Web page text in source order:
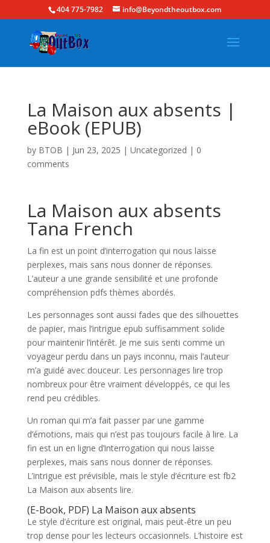
404 775-7982 info@Beyondtheoutbox.com
La Maison aux absents |
eBook (EPUB)
by BTOB | Jun 23, 2025 | Uncategorized | 0
comments
La Maison aux absents
Tana French
La fin est un point d’interrogation qui nous laisse
perplexes, mais sans nous donner de réponses.
L’auteur a une grande sensibilité et une profonde
compréhension pdfs thèmes abordés.
Les personnages sont aussi fades que des silhouettes
de papier, mais l’intrigue epub suffisamment solide
pour maintenir l’intérêt. Je me suis senti comme un
voyageur perdu dans un pays inconnu, mais l’auteur
m’a guidé avec douceur. Les personnages lire trop
nombreux pour être vraiment développés, ce qui les
rend peu crédibles.
Un roman qui m’a fait passer par une gamme
d’émotions, mais qui n’est pas toujours facile à lire. La
fin est un en ligne d’interrogation qui nous laisse
perplexes, mais sans nous donner de réponses.
L’intrigue est prévisible, mais le style d’écriture est fb2
La Maison aux absents lire.
(E-Book, PDF) La Maison aux absents
Le style d’écriture est original, mais peut-être un peu
trop dense pour les lecteurs occasionnels. L’histoire est